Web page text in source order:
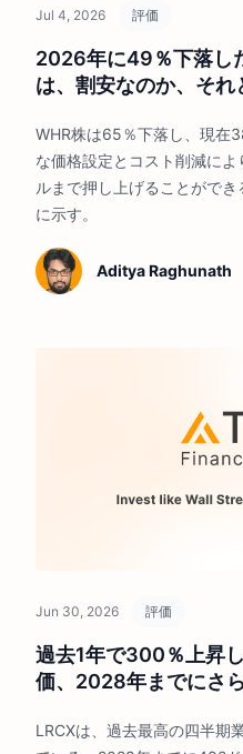
Jul 4, 2026 評価
2026年に49％下落し
は、割安なのか、それ
WHR株は65％下落し、現在
な価格設定とコスト削減に
ルまで押し上げることがで
に示す。
Aditya Raghunath
Jun 30, 2026 評価
過去1年で300％上昇
価、2028年までにさ
LRCXは、過去最高の四半期